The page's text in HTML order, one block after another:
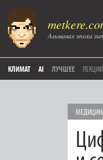
Альманах эпохи
КЛИМАТ AI ЛУЧШЕЕ ЛЕКЦИИ